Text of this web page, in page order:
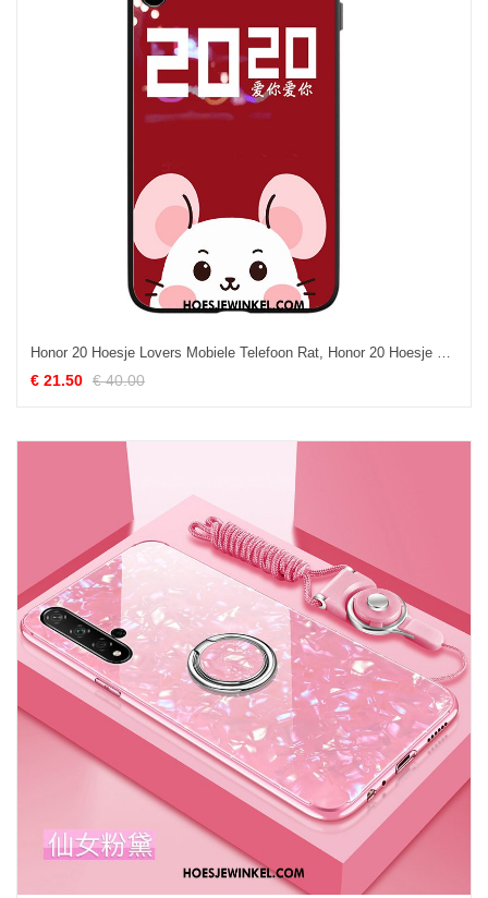
Honor 20 Hoesje Lovers Mobiele Telefoon Rat, Honor 20 Hoesje Spotprent All Inclusive
€ 21.50 € 40.00